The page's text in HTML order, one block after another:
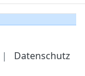
| Datenschutz